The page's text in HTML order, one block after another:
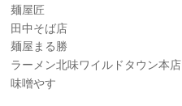
麺屋匠
田中そば店
麺屋まる勝
ラーメン北味ワイルドタウン本店
味噌やす